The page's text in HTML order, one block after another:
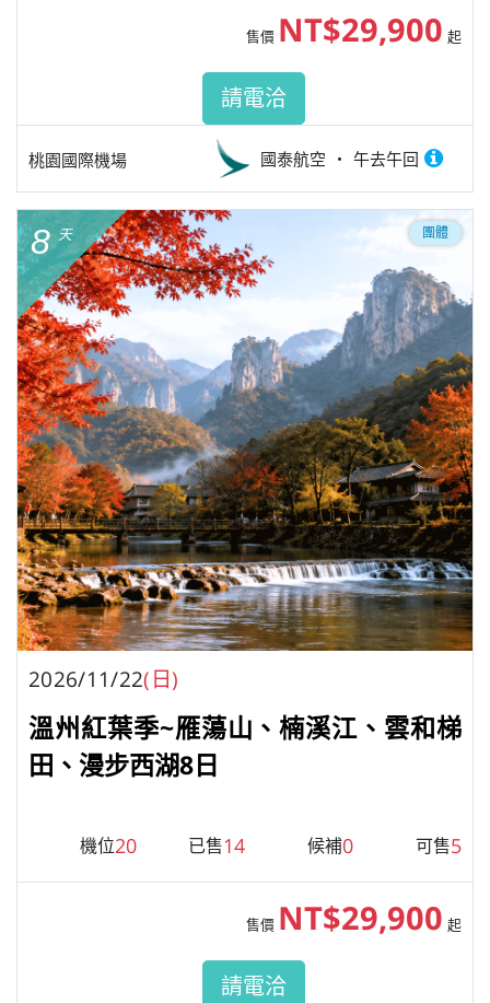
桃園國際機場 國泰航空 午去午回
售價 NT$29,900 起
請電洽
8 天 團體
2026/11/22(日)
溫州紅葉季~雁蕩山、楠溪江、雲和梯
田、漫步西湖8日
機位20 已售14 候補0 可售5
售價 NT$29,900 起
請電洽